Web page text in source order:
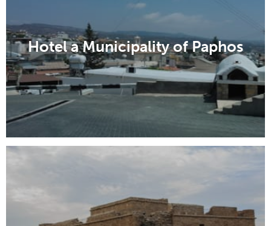
Hotel a Municipality of Paphos